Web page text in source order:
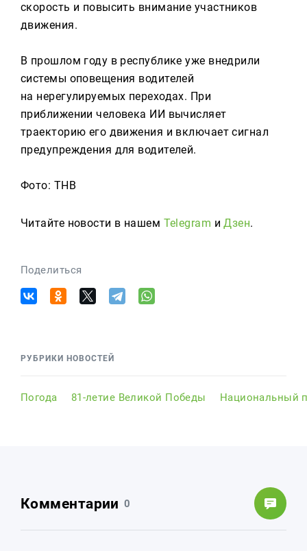
скорость и повысить внимание участников
движения.
В прошлом году в республике уже внедрили
системы оповещения водителей
на нерегулируемых переходах. При
приближении человека ИИ вычисляет
траекторию его движения и включает сигнал
предупреждения для водителей.
Фото: ТНВ
Читайте новости в нашем Telegram иДзен.
Поделиться
РУБРИКИ НОВОСТЕЙ
Погода 81-летие Великой Победы Национальный
Комментарии 0